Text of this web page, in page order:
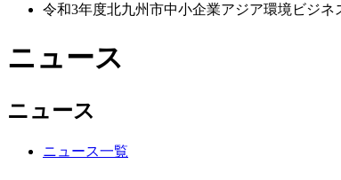
令和3年度北九州市中小企業アジア環境ビジ
ニュース
ニュース
ニュース一覧